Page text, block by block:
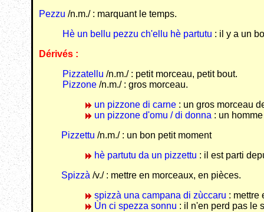
Pezzu /n.m./ : marquant le temps.
Hè un bellu pezzu ch'ellu hè partutu : il y a un
Dérivés :
Pizzatellu /n.m./ : petit morceau, petit bout.
Pizzone/n.m./ : gros morceau.
un pizzone di carne: un gros morceau
un pizzone d'omu / di donna : un
Pizzettu /n.m./ : un bon petit moment
hè partutu da un pizzettu : il est parti
Spizzà /v./ : mettre en morceaux, en pièces.
spizzà una campana di zùccaru : mettre
Ùn ci spezza sonnu : il n'en perd pas le